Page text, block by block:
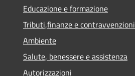
Educazione e formazione
Tributi,finanze e contravvenzioni
Ambiente
Salute, benessere e assistenza
Autorizzazioni